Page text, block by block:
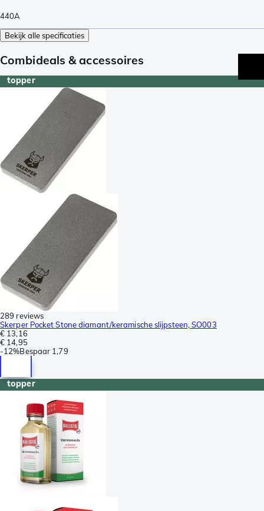
440A
Bekijk alle specificaties
Combideals & accessoires
topper
289 reviews
Skerper Pocket Stone diamant/keramische slijpsteen, SO003
€ 13,16
€ 14,95
-12%Bespaar 1,79
topper